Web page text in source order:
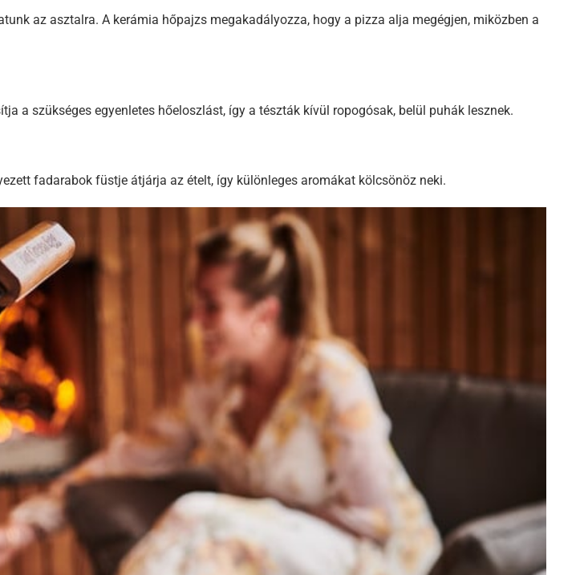
az asztalra. A kerámia hőpajzs megakadályozza, hogy a pizza alja megégjen, miközben a
a szükséges egyenletes hőeloszlást, így a tészták kívül ropogósak, belül puhák lesznek.
fadarabok füstje átjárja az ételt, így különleges aromákat kölcsönöz neki.